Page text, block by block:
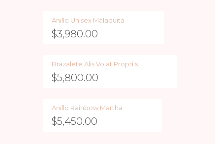
Anillo Unisex Malaquita
$3,980.00
Brazalete Alis Volat Propriis
$5,800.00
Anillo Rainbow Martha
$5,450.00